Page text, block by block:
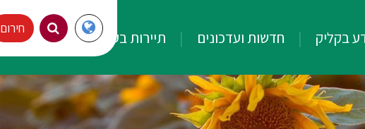
Langaugeחירום בקליק חדשות ועדכונים תיירות בעמק יזרעאל